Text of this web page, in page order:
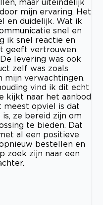
maar uiteindelijk
mijn ervaring. Het
en duidelijk. Wat ik
snel en
ik snel reactie en
geeft vertrouwen,
levering was ook
zelf was zoals
mijn verwachtingen.
vind ik dit echt
kijkt naar het aanbod
meest opviel is dat
ze bereid zijn om
te bieden. Dat
al een positieve
bestellen en
zoek zijn naar een